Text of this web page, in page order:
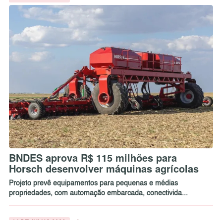
BNDES aprova R$ 115 milhões para
Horsch desenvolver máquinas agrícolas
Projeto prevê equipamentos para pequenas e médias
propriedades, com automação embarcada, conectivida...